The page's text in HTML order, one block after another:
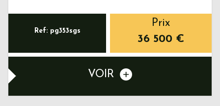
Ref: pg353sgs
Prix
36 500 €
VOIR